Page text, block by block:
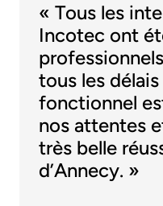
« Tous les
Incotec ont
tous les
fonctionnel
nos attentes
très belle
d’Annecy. »